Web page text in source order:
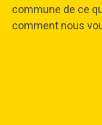
commune de ce
comment nous